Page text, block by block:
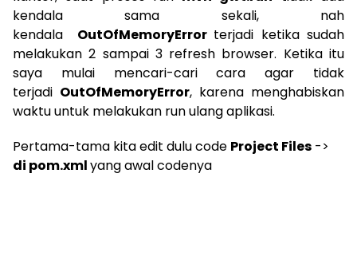
kendala sama sekali, nah
kendala
OutOfMemoryError terjadi ketika sudah
melakukan 2 sampai 3 refresh browser. Ketika itu
saya mulai mencari-cari cara agar tidak
terjadi OutOfMemoryError, karena menghabiskan
waktu untuk melakukan run ulang aplikasi.
Pertama-tama kita edit dulu code Project Files ->
di pom.xmlyang awal codenya